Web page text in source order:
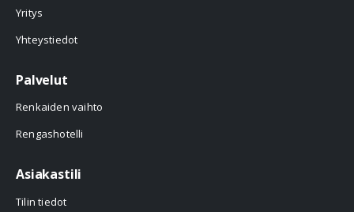
Yritys
Yhteystiedot
Palvelut
Renkaiden vaihto
Rengashotelli
Asiakastili
Tilin tiedot